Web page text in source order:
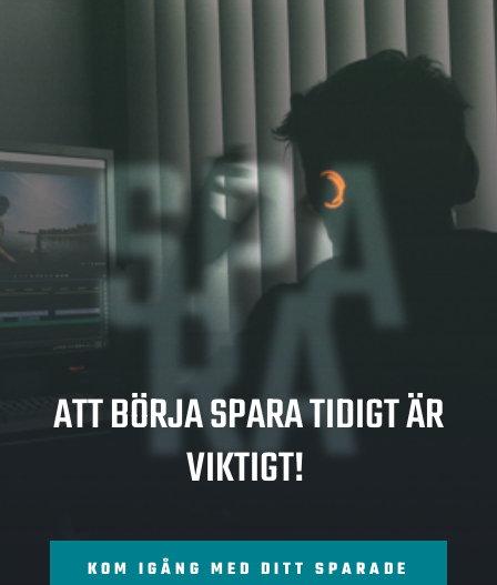
SPA
RA
ATT BÖRJA SPARA TIDIGT ÄR
VIKTIGT!
KOM IGÅNG MED DITT SPARADE